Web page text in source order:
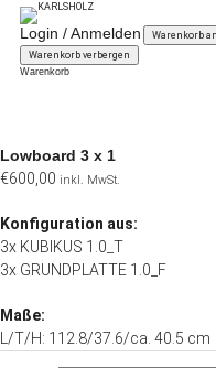
KARLSHOLZ
Login / Anmelden Warenkorb
Warenkorb verbergen
Warenkorb
Planen
News
über KARLSHOLZ
Lowboard 3 x 1
€600,00 inkl. MwSt.
Konfiguration aus:
3x KUBIKUS 1.0_T
3x GRUNDPLATTE 1.0_F
Maße:
L/T/H: 112.8/37.6/ca. 40.5 cm